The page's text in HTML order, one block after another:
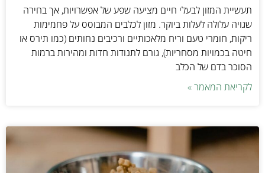
תעשיית המזון לבעלי חיים מציעה שפע של אפשרויות, אך בחירה
שגויה עלולה לעלות ביוקר. מזון לכלבים המבוסס על פחמימות
ריקות, חומרי טעם וריח מלאכותיים ורכיבים נחותים (כמו תירס או
חיטה בכמויות מסחריות), גורם לתנודות חדות ומהירות ברמות
הסוכר בדם של הכלב
לקריאת המאמר »